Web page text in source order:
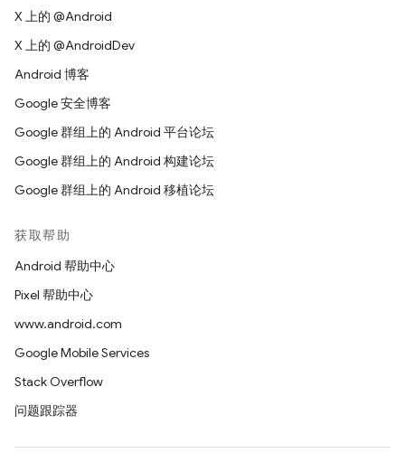
X 上的 @Android
X 上的 @AndroidDev
Android 博客
Google 安全博客
Google 群组上的 Android 平台论坛
Google 群组上的 Android 构建论坛
Google 群组上的 Android 移植论坛
获取帮助
Android 帮助中心
Pixel 帮助中心
www.android.com
Google Mobile Services
Stack Overflow
问题跟踪器